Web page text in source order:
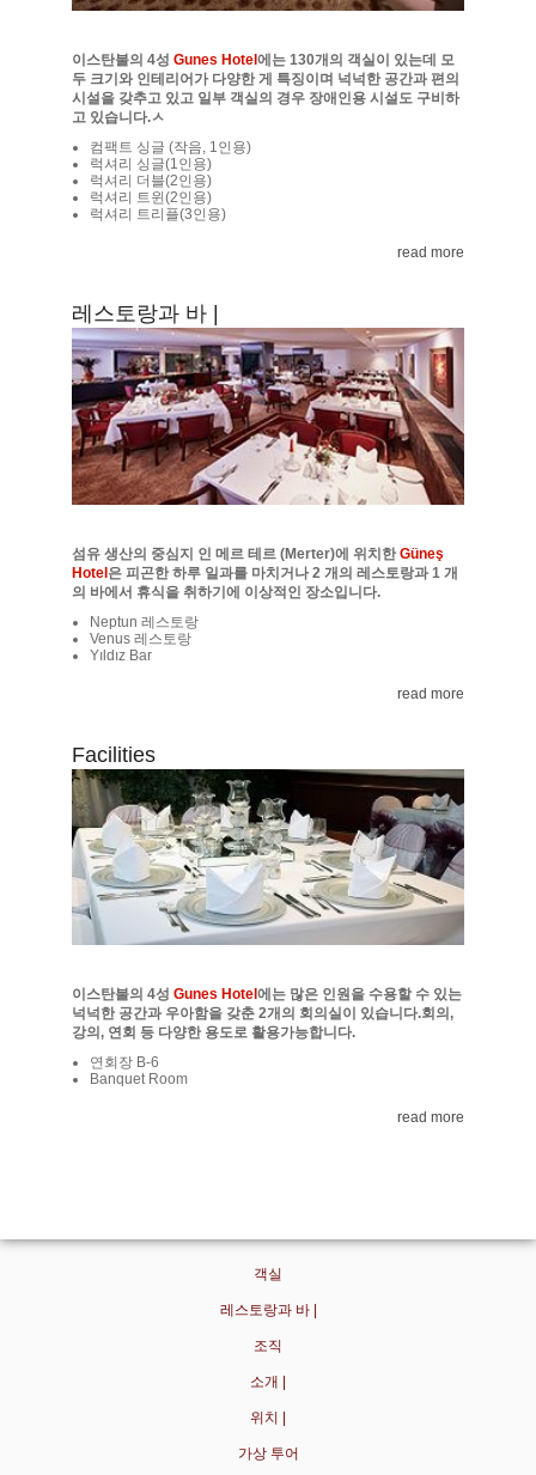
이스탄불의 4성 Gunes Hotel 에는 130개의 객실이 있는데 모
두 크기와 인테리어가 다양한 게 특징이며 넉넉한 공간과 편의
시설을 갖추고 있고 일부 객실의 경우 장애인용 시설도 구비하
고 있습니다.ㅅ
컴팩트 싱글 (작음, 1인용)
럭셔리 싱글(1인용)
럭셔리 더블(2인용)
럭셔리 트윈(2인용)
럭셔리 트리플(3인용)
read more
레스토랑과 바 |
섬유 생산의 중심지 인 메르 테르 (Merter)에 위치한 Güneş
Hotel은 피곤한 하루 일과를 마치거나 2 개의 레스토랑과 1 개
의 바에서 휴식을 취하기에 이상적인 장소입니다.
Neptun 레스토랑
Venus 레스토랑
Yıldız Bar
read more
Facilities
이스탄불의 4성 Gunes Hotel 에는 많은 인원을 수용할 수 있는
넉넉한 공간과 우아함을 갖춘 2개의 회의실이 있습니다.회의,
강의, 연회 등 다양한 용도로 활용가능합니다.
연회장 B-6
Banquet Room
read more
객실
레스토랑과 바 |
조직
소개 |
위치 |
가상 투어